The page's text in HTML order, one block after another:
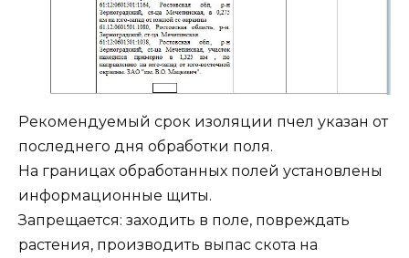
Рекомендуемый срок изоляции пчел указан от
последнего дня обработки поля.
На границах обработанных полей установлены
информационные щиты.
Запрещается: заходить в поле, повреждать
растения, производить выпас скота на